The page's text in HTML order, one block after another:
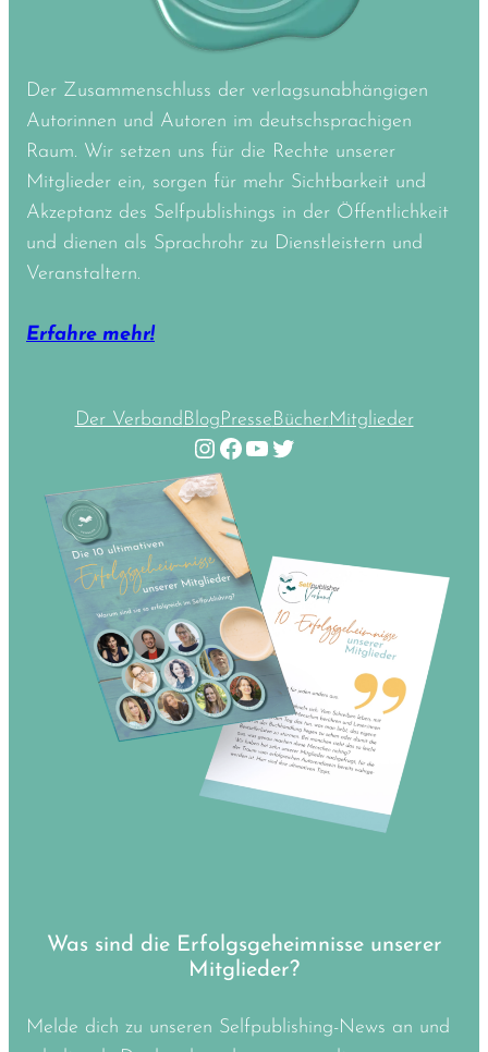
PREISTRÄGERIN
MONIKA
#DSPP2019
Der Zusammenschluss der verlagsunabhängigen
Autorinnen und Autoren im deutschsprachigen
Raum. Wir setzen uns für die Rechte unserer
Mitglieder ein, sorgen für mehr Sichtbarkeit und
Akzeptanz des Selfpublishings in der Öffentlichkeit
und dienen als Sprachrohr zu Dienstleistern und
Veranstaltern.
Erfahre mehr!
Der VerbandBlogPresseBücherMitglieder
Instagram Facebook YouTube Twitter
Was sind die Erfolgsgeheimnisse unserer
Mitglieder?
Melde dich zu unseren Selfpublishing-News an und